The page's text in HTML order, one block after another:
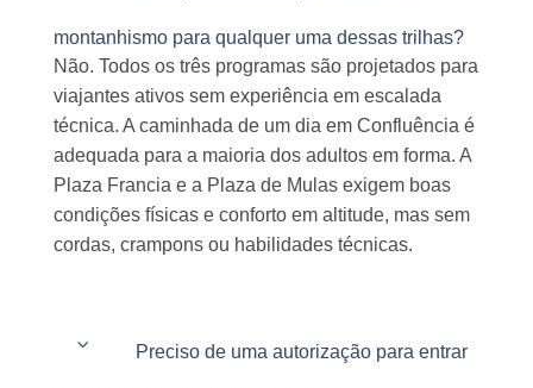
montanhismo para qualquer uma dessas trilhas?
Não. Todos os três programas são projetados para
viajantes ativos sem experiência em escalada
técnica. A caminhada de um dia em Confluência é
adequada para a maioria dos adultos em forma. A
Plaza Francia e a Plaza de Mulas exigem boas
condições físicas e conforto em altitude, mas sem
cordas, crampons ou habilidades técnicas.
Preciso de uma autorização para entrar